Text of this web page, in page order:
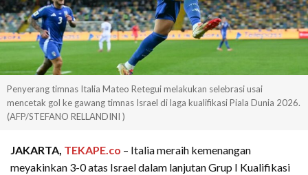
Penyerang timnas Italia Mateo Retegui melakukan selebrasi usai
mencetak gol ke gawang timnas Israel di laga kualifikasi Piala Dunia 2026.
(AFP/STEFANO RELLANDINI )
JAKARTA, TEKAPE.co – Italia meraih kemenangan
meyakinkan 3-0 atas Israel dalam lanjutan Grup I Kualifikasi